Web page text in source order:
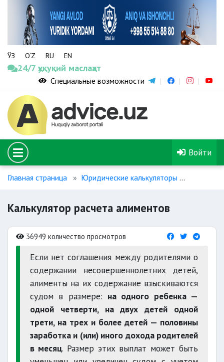
ЎЗ O‘Z RU EN
24/7 ҳуқуқий маслаҳат
Специальные возможности
Войти
Главная страница Юридические калькуляторы
Калькулятор расчета алиментов
36949 количество просмотров
Если нет соглашения между родителями о
содержании несовершеннолетних детей,
алименты на их содержание взыскиваются
судом в размере: на одного ребенка —
одной четверти, на двух детей одной
трети, на трех и более детей — половины
заработка и (или) иного дохода родителей
в месяц. Размер этих выплат может быть